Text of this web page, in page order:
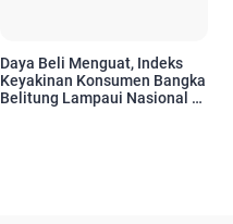
Daya Beli Menguat, Indeks
Keyakinan Konsumen Bangka
Belitung Lampaui Nasional di